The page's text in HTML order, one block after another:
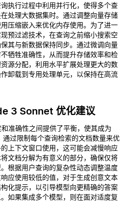
执行过程中利用并行化，使得多个查
处理大数据集时。通过调整向量存储
压缩嵌入来优化内存使用。为了进一
预过滤技术，在查询之前缩小搜索空
其与新数据保持同步。通过微调向量
牺牲准确性，从而提升存储效率和检
源分配，利用水平扩展处理更大的数
卸载到专用处理单元，以保持在高流
3 Sonnet 优化建议
准确性之间提供了平衡，使其成为
通过限制每个查询检索的文档数量来优
上下文窗口使用，这可能会减慢响应
文档分解为有意义的部分，确保仅将
根据用户查询的复杂性动态调整温度
应使用较低的值，对于生成创意文本
化提示，以引导模型向更精确的答案
如果集成多个模型，则在面对适度复